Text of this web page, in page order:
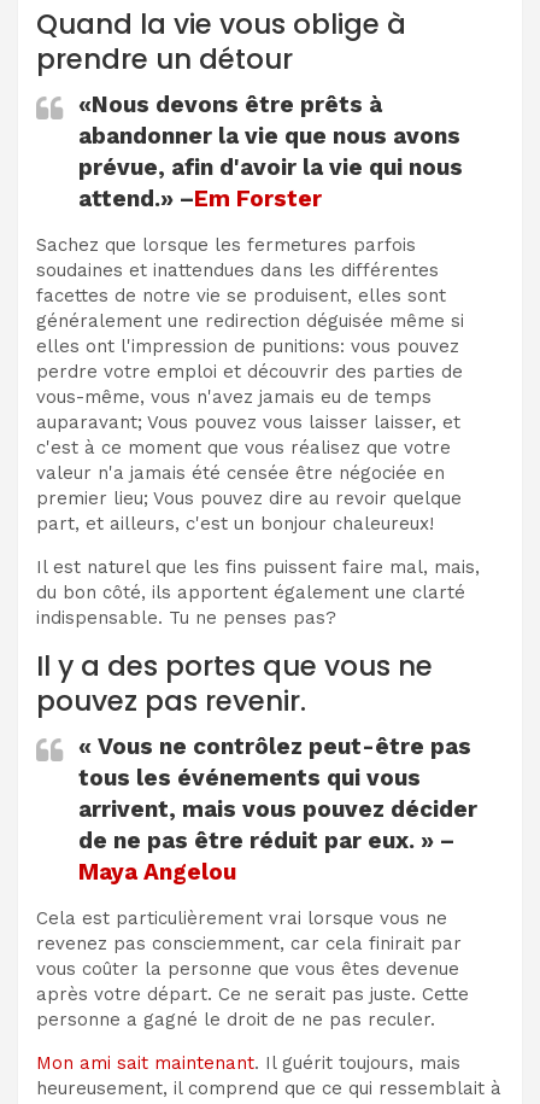
Quand la vie vous oblige à
prendre un détour
«Nous devons être prêts à
abandonner la vie que nous avons
prévue, afin d'avoir la vie qui nous
attend.» –Em Forster
Sachez que lorsque les fermetures parfois
soudaines et inattendues dans les différentes
facettes de notre vie se produisent, elles sont
généralement une redirection déguisée même si
elles ont l'impression de punitions: vous pouvez
perdre votre emploi et découvrir des parties de
vous-même, vous n'avez jamais eu de temps
auparavant; Vous pouvez vous laisser laisser, et
c'est à ce moment que vous réalisez que votre
valeur n'a jamais été censée être négociée en
premier lieu; Vous pouvez dire au revoir quelque
part, et ailleurs, c'est un bonjour chaleureux!
Il est naturel que les fins puissent faire mal, mais,
du bon côté, ils apportent également une clarté
indispensable. Tu ne penses pas?
Il y a des portes que vous ne
pouvez pas revenir.
« Vous ne contrôlez peut-être pas
tous les événements qui vous
arrivent, mais vous pouvez décider
de ne pas être réduit par eux. » –
Maya Angelou
Cela est particulièrement vrai lorsque vous ne
revenez pas consciemment, car cela finirait par
vous coûter la personne que vous êtes devenue
après votre départ. Ce ne serait pas juste. Cette
personne a gagné le droit de ne pas reculer.
Mon ami sait maintenant. Il guérit toujours, mais
heureusement, il comprend que ce qui ressemblait à